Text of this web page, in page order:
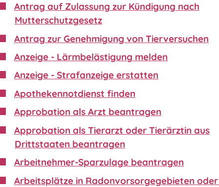
Antrag auf Zulassung zur Kündigung nach
Mutterschutzgesetz
Antrag zur Genehmigung von Tierversuchen
Anzeige - Lärmbelästigung melden
Anzeige - Strafanzeige erstatten
Apothekennotdienst finden
Approbation als Arzt beantragen
Approbation als Tierarzt oder Tierärztin aus
Drittstaaten beantragen
Arbeitnehmer-Sparzulage beantragen
Arbeitsplätze in Radonvorsorgegebieten